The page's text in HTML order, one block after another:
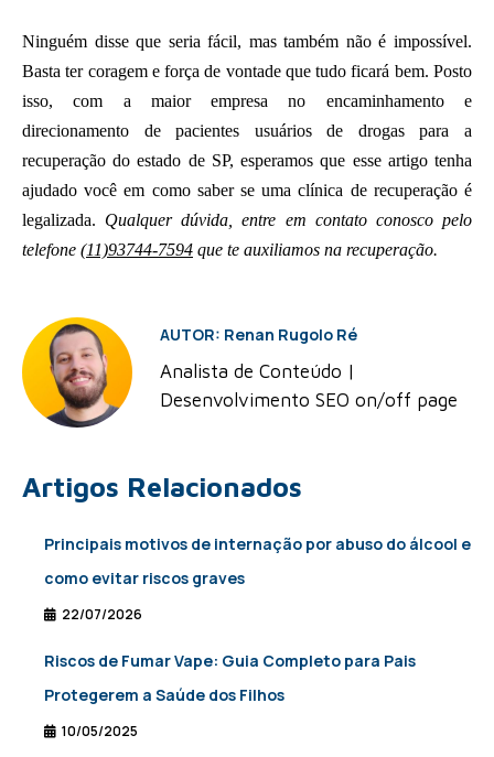
Ninguém disse que seria fácil, mas também não é impossível.
Basta ter coragem e força de vontade que tudo ficará bem. Posto
isso, com a maior empresa no encaminhamento e
direcionamento de pacientes usuários de drogas para a
recuperação do estado de SP, esperamos que esse artigo tenha
ajudado você em como saber se uma clínica de recuperação é
legalizada. Qualquer dúvida, entre em contato conosco pelo
telefone (11)93744-7594 que te auxiliamos na recuperação.
AUTOR: Renan Rugolo Ré
Analista de Conteúdo |
Desenvolvimento SEO on/off page
Artigos Relacionados
Principais motivos de internação por abuso do álcool e
como evitar riscos graves
22/07/2026
Riscos de Fumar Vape: Guia Completo para Pais
Protegerem a Saúde dos Filhos
10/05/2025